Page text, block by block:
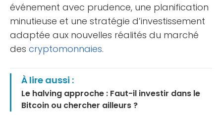
événement avec prudence, une planification
minutieuse et une stratégie d’investissement
adaptée aux nouvelles réalités du marché
des cryptomonnaies.
À lire aussi :
Le halving approche : Faut-il investir dans le
Bitcoin ou chercher ailleurs ?